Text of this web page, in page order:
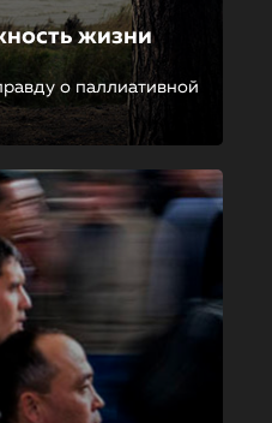
жизни
о паллиативной